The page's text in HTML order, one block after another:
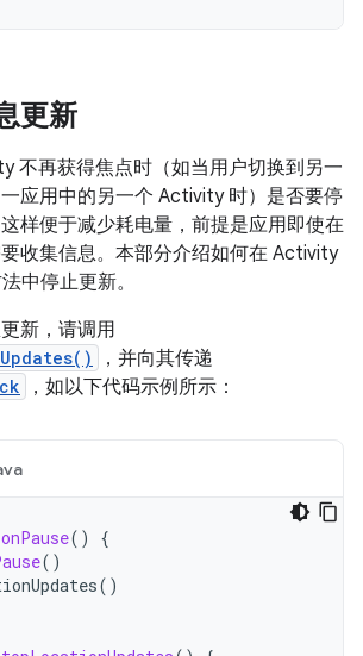
更新
不再获得焦点时（如当用户切换到另一
应用中的另一个 Activity 时）是否要停
样便于减少耗电量，前提是应用即使在
收集信息。本部分介绍如何在 Activity
中停止更新。
新，请调用
，并向其传递
，如以下代码示例所示：
onPause()
{
()
()